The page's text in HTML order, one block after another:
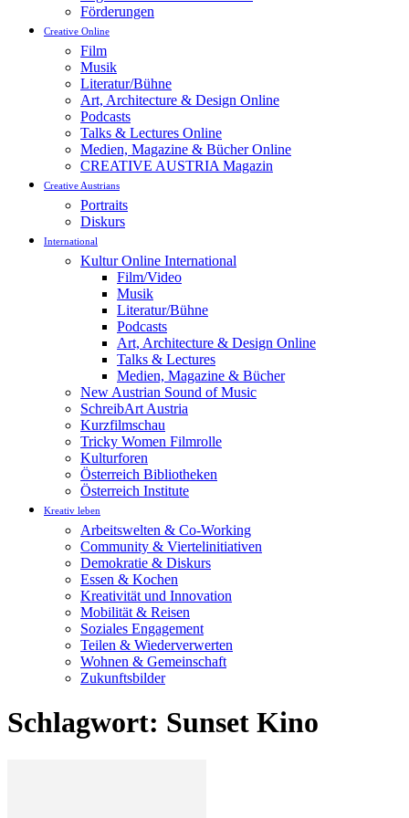
Förderungen
Creative Online
Film
Musik
Literatur/Bühne
Art, Architecture & Design Online
Podcasts
Talks & Lectures Online
Medien, Magazine & Bücher Online
CREATIVE AUSTRIA Magazin
Creative Austrians
Portraits
Diskurs
International
Kultur Online International
Film/Video
Musik
Literatur/Bühne
Podcasts
Art, Architecture & Design Online
Talks & Lectures
Medien, Magazine & Bücher
New Austrian Sound of Music
SchreibArt Austria
Kurzfilmschau
Tricky Women Filmrolle
Kulturforen
Österreich Bibliotheken
Österreich Institute
Kreativ leben
Arbeitswelten & Co-Working
Community & Viertelinitiativen
Demokratie & Diskurs
Essen & Kochen
Kreativität und Innovation
Mobilität & Reisen
Soziales Engagement
Teilen & Wiederverwerten
Wohnen & Gemeinschaft
Zukunftsbilder
Schlagwort: Sunset Kino